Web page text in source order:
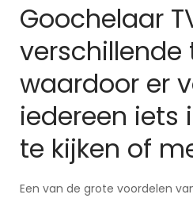
Goochelaar
verschillende
waardoor er
iedereen iets
te kijken of
Een van de grote voordelen